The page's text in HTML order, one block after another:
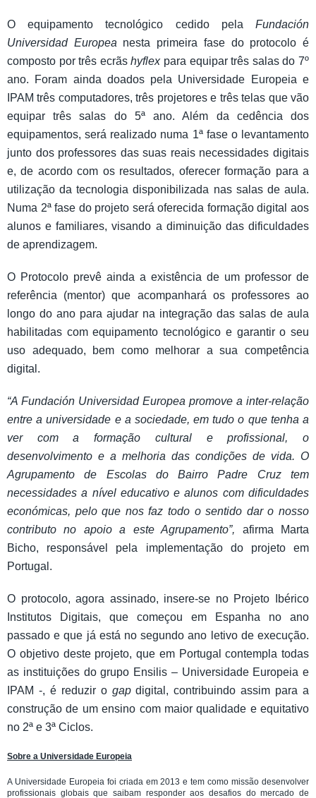
O equipamento tecnológico cedido pela Fundación
Universidad Europea nesta primeira fase do protocolo é
composto por três ecrãshyflex para equipar três salas do 7º
ano. Foram ainda doados pela Universidade Europeia e
IPAM três computadores, três projetores e três telas que vão
equipar três salas do 5ª ano. Além da cedência dos
equipamentos, será realizado numa 1ª fase o levantamento
junto dos professores das suas reais necessidades digitais
e, de acordo com os resultados, oferecer formação para a
utilização da tecnologia disponibilizada nas salas de aula.
Numa 2ª fase do projeto será oferecida formação digital aos
alunos e familiares, visando a diminuição das dificuldades
de aprendizagem.
O Protocolo prevê ainda a existência de um professor de
referência (mentor) que acompanhará os professores ao
longo do ano para ajudar na integração das salas de aula
habilitadas com equipamento tecnológico e garantir o seu
uso adequado, bem como melhorar a sua competência
digital.
“A Fundación Universidad Europea promove a inter-relação
entre a universidade e a sociedade, em tudo o que tenha a
ver com a formação cultural e profissional, o
desenvolvimento e a melhoria das condições de vida. O
Agrupamento de Escolas do Bairro Padre Cruz tem
necessidades a nível educativo e alunos com dificuldades
económicas, pelo que nos faz todo o sentido dar o nosso
contributo no apoio a este Agrupamento”, afirma Marta
Bicho, responsável pela implementação do projeto em
Portugal.
O protocolo, agora assinado, insere-se no Projeto Ibérico
Institutos Digitais, que começou em Espanha no ano
passado e que já está no segundo ano letivo de execução.
O objetivo deste projeto, que em Portugal contempla todas
as instituições do grupo Ensilis – Universidade Europeia e
IPAM -, é reduzir o gapdigital, contribuindo assim para a
construção de um ensino com maior qualidade e equitativo
no 2ª e 3ª Ciclos.
Sobre a Universidade Europeia
A Universidade Europeia foi criada em 2013 e tem como missão desenvolver
profissionais globais que saibam responder aos desafios do mercado de